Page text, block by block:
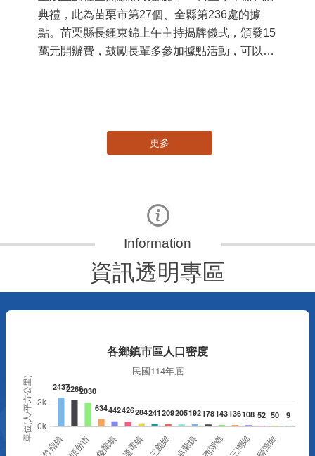
典禮，此為苗栗市第27個、全縣第236處的據
點。苗栗縣長鍾東錦上午主持揭牌儀式，頒發15
萬元開辦費，鼓勵長輩多參加據點活動，可以更
更多
資訊透明專區